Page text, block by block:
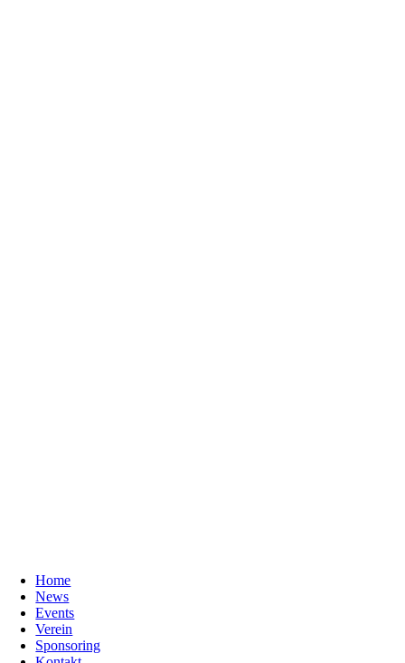
Home
News
Events
Verein
Sponsoring